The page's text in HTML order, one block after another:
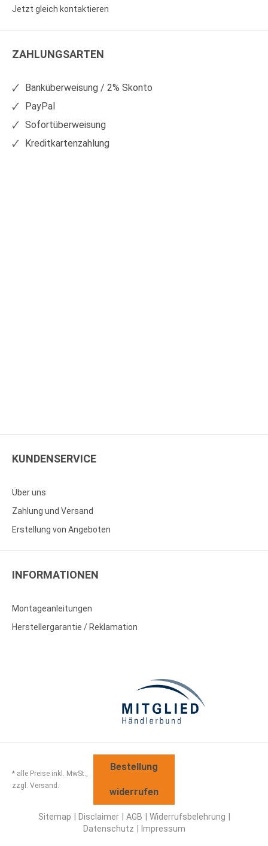
Sie
auf
Sie
auf
Jetzt gleich kontaktieren
ZAHLUNGSARTEN
Banküberweisung / 2% Skonto
PayPal
Sofortüberweisung
Kreditkartenzahlung
KUNDENSERVICE
Über uns
Zahlung und Versand
Erstellung von Angeboten
INFORMATIONEN
Montageanleitungen
Herstellergarantie / Reklamation
* alle Preise inkl. MwSt.,
zzgl. Versand.
Bestellung
widerrufen
Sitemap Disclaimer AGB
Widerrufsbelehrung
Datenschutz
Impressum